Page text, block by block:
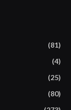
(81)
(4)
(25)
(80)